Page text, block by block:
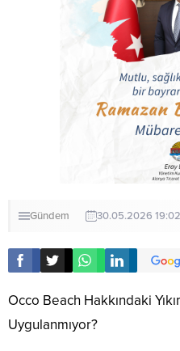
Gündem 30.05.2026 19:02
Occo Beach Hakkındaki
Uygulanmıyor?